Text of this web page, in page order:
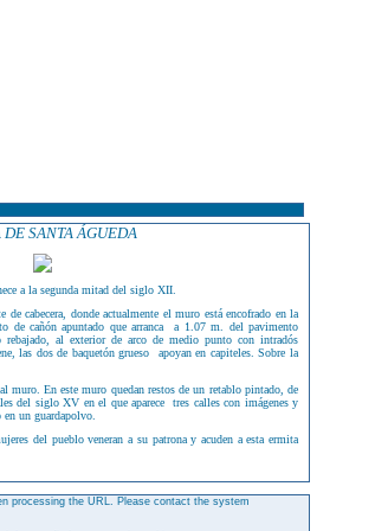
DE SANTA ÁGUEDA
a la segunda mitad del siglo XII.
de cabecera, donde actualmente el muro está encofrado en la
de cañón apuntado que arranca a 1.07 m. del pavimento
al exterior de arco de medio punto con intradós
las dos de baquetón grueso apoyan en capiteles. Sobre la
muro. En este muro quedan restos de un retablo pintado, de
del siglo XV en el que aparece tres calles con imágenes y
un guardapolvo.
del pueblo veneran a su patrona y acuden a esta ermita
processing the URL. Please contact the system